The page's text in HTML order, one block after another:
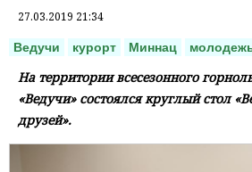
27.03.2019 21:34
Ведучи курорт Миннац
На территории всесезонного
«Ведучи» состоялся круглый стол
друзей».